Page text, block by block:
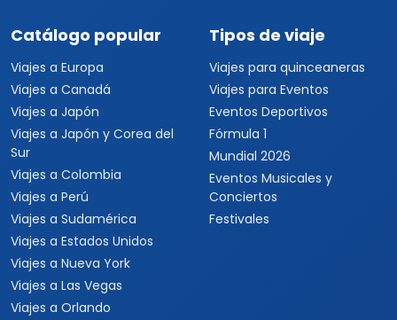
Catálogo popular
Viajes a Europa
Viajes a Canadá
Viajes a Japón
Viajes a Japón y Corea del
Sur
Viajes a Colombia
Viajes a Perú
Viajes a Sudamérica
Viajes a Estados Unidos
Viajes a Nueva York
Viajes a Las Vegas
Viajes a Orlando
Tipos de viaje
Viajes para quinceaneras
Viajes para Eventos
Eventos Deportivos
Fórmula 1
Mundial 2026
Eventos Musicales y
Conciertos
Festivales